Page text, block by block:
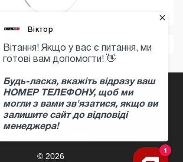
+380 97 397 04 47
Контактна інформація
© 2026